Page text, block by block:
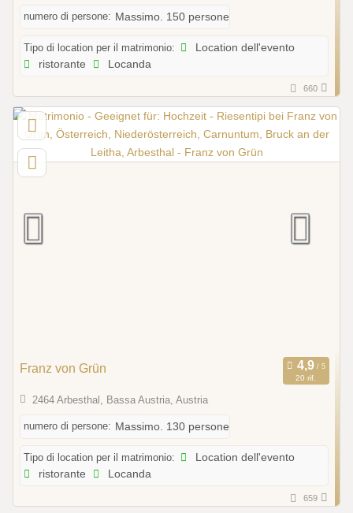
numero di persone: Massimo. 150 persone
Tipo di location per il matrimonio:
Location dell'evento
ristorante
Locanda
660
Franz von Grün
20 rif.
2464 Arbesthal, Bassa Austria, Austria
numero di persone: Massimo. 130 persone
Tipo di location per il matrimonio:
Location dell'evento
ristorante
Locanda
659